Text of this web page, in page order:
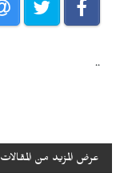
..
عرض المزيد من المقالات